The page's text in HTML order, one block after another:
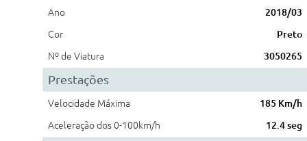
Ano
2018/03
Cor
Preto
Nº de Viatura
3050265
Prestações
Velocidade Máxima
185 Km/h
Aceleração dos 0-100km/h
12.4 seg